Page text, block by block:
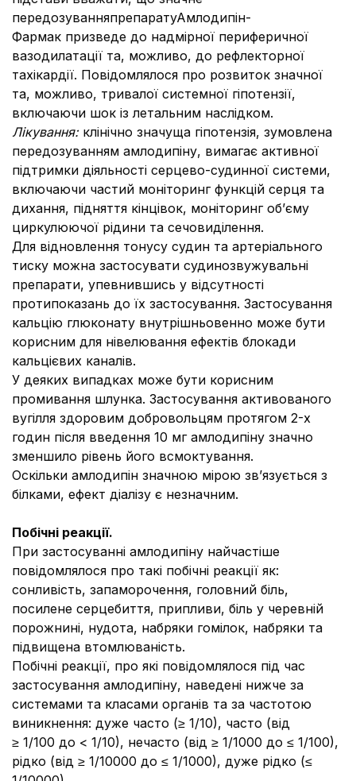
передозуванняпрепаратуАмлодипін-
Фармак призведе до надмірної периферичної
вазодилатації та, можливо, до рефлекторної
тахікардії. Повідомлялося про розвиток значної
та, можливо, тривалої системної гіпотензії,
включаючи шок із летальним наслідком.
Лікування: клінічно значуща гіпотензія, зумовлена
передозуванням амлодипіну, вимагає активної
підтримки діяльності серцево-судинної системи,
включаючи частий моніторинг функцій серця та
дихання, підняття кінцівок, моніторинг об’єму
циркулюючої рідини та сечовиділення.
Для відновлення тонусу судин та артеріального
тиску можна застосувати судинозвужувальні
препарати, упевнившись у відсутності
протипоказань до їх застосування. Застосування
кальцію глюконату внутрішньовенно може бути
корисним для нівелювання ефектів блокади
кальцієвих каналів.
У деяких випадках може бути корисним
промивання шлунка. Застосування активованого
вугілля здоровим добровольцям протягом 2-х
годин після введення 10 мг амлодипіну значно
зменшило рівень його всмоктування.
Оскільки амлодипін значною мірою зв’язується з
білками, ефект діалізу є незначним.
Побічні реакції.
При застосуванні амлодипіну найчастіше
повідомлялося про такі побічні реакції як:
сонливість, запаморочення, головний біль,
посилене серцебиття, припливи, біль у черевній
порожнині, нудота, набряки гомілок, набряки та
підвищена втомлюваність.
Побічні реакції, про які повідомлялося під час
застосування амлодипіну, наведені нижче за
системами та класами органів та за частотою
виникнення: дуже часто (≥ 1/10), часто (від
≥ 1/100 до < 1/10), нечасто (від ≥ 1/1000 до ≤ 1/100),
рідко (від ≥ 1/10000 до ≤ 1/1000), дуже рідко (≤